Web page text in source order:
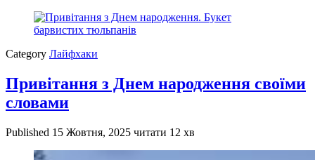
Category Лайфхаки
Привітання з Днем народження своїми
словами
Published 15 Жовтня, 2025 читати 12 хв